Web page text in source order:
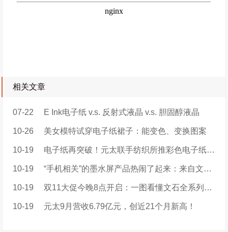
相关文章
07-22 E Ink电子纸 v.s. 反射式液晶 v.s. 胆固醇液晶
10-26 美女模特试穿电子纸裙子：能变色、变换图案
10-19 电子纸再突破！元太联手纺织所推彩色电子纸智慧服装e-MooDress衣墨
10-19 “手机相关”的墨水屏产品热闹了起来：来自文石，墨案，墨小家的新品
10-19 双11大促今晚8点开启：一图看懂文石全系列优惠攻略！
10-19 元太9月营收6.79亿元，创近21个月新高！